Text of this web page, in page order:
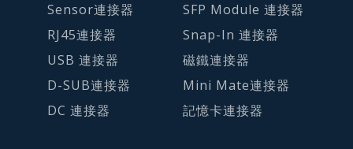
Sensor連接器
RJ45連接器
USB 連接器
D-SUB連接器
DC 連接器
SFP Module 連接器
Snap-In 連接器
磁鐵連接器
Mini Mate連接器
記憶卡連接器